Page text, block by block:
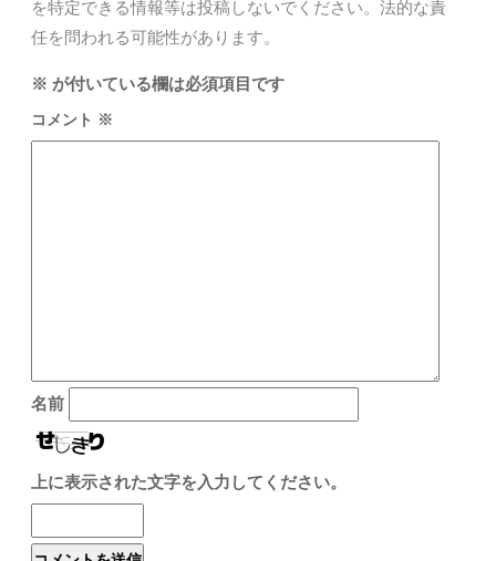
を特定できる情報等は投稿しないでください。法的な責
任を問われる可能性があります。
※ が付いている欄は必須項目です
コメント ※
名前
上に表示された文字を入力してください。